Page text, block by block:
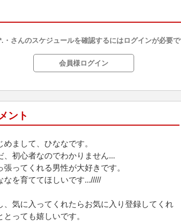
・さんのスケジュールを確認するにはログインが必要で
会員様ログイン
ント